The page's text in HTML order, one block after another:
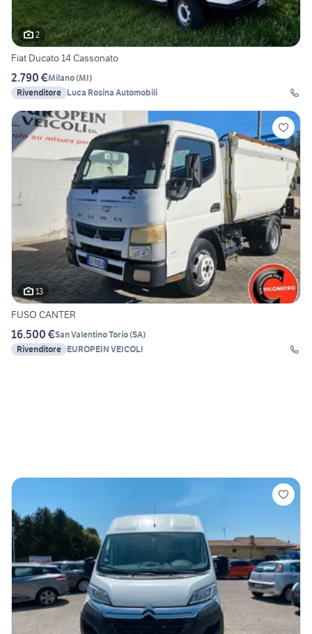
2
Fiat Ducato 14 Cassonato
2.790 €Milano(MI)
Rivenditore Luca Rosina Automobili
13
FUSO CANTER
16.500 €San Valentino Torio(SA)
Rivenditore EUROPEIN VEICOLI